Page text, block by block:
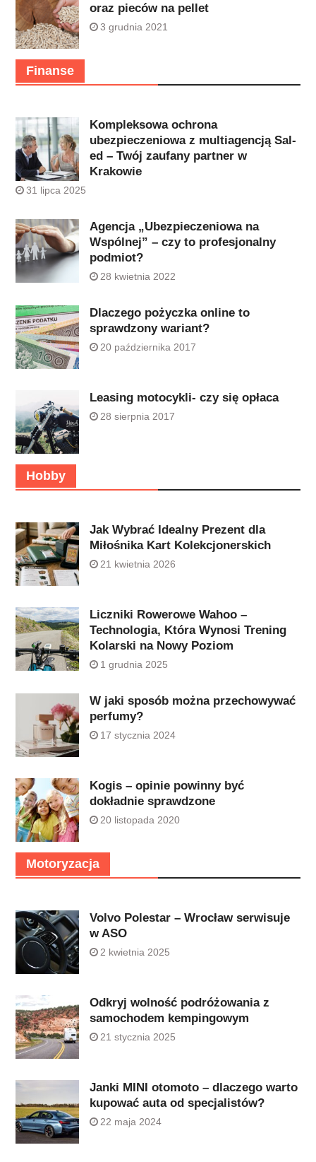
oraz pieców na pellet
3 grudnia 2021
Finanse
Kompleksowa ochrona
ubezpieczeniowa z multiagencją Sal-
ed – Twój zaufany partner w
Krakowie
31 lipca 2025
Agencja „Ubezpieczeniowa na
Wspólnej” – czy to profesjonalny
podmiot?
28 kwietnia 2022
Dlaczego pożyczka online to
sprawdzony wariant?
20 października 2017
Leasing motocykli- czy się opłaca
28 sierpnia 2017
Hobby
Jak Wybrać Idealny Prezent dla
Miłośnika Kart Kolekcjonerskich
21 kwietnia 2026
Liczniki Rowerowe Wahoo –
Technologia, Która Wynosi Trening
Kolarski na Nowy Poziom
1 grudnia 2025
W jaki sposób można przechowywać
perfumy?
17 stycznia 2024
Kogis – opinie powinny być
dokładnie sprawdzone
20 listopada 2020
Motoryzacja
Volvo Polestar – Wrocław serwisuje
w ASO
2 kwietnia 2025
Odkryj wolność podróżowania z
samochodem kempingowym
21 stycznia 2025
Janki MINI otomoto – dlaczego warto
kupować auta od specjalistów?
22 maja 2024